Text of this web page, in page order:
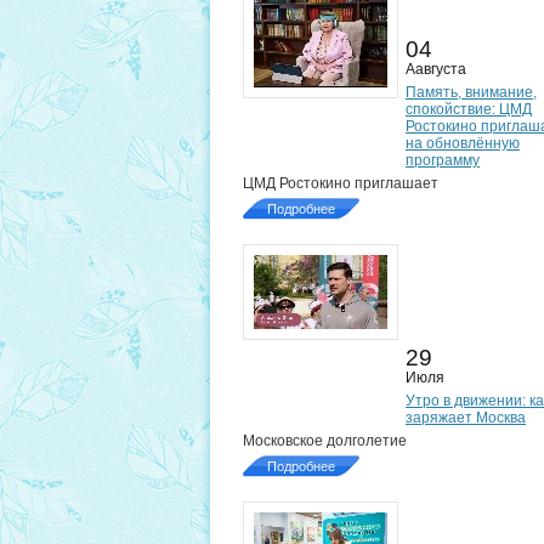
04
Аавгуста
Память, внимание,
спокойствие: ЦМД
Ростокино
на обновлённую
программу
ЦМД Ростокино приглашает
Подробнее
29
Июля
Утро в движении:
заряжает Москва
Московское долголетие
Подробнее